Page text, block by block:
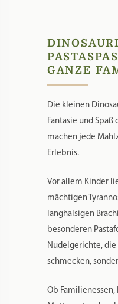
ANZE
Die kleinen
Fantasie und Spaß
machen jede
Erlebnis.
Vor allem Kinder
mächtigen
langhalsigen
besonderen
Nudelgerichte,
schmecken,
Ob